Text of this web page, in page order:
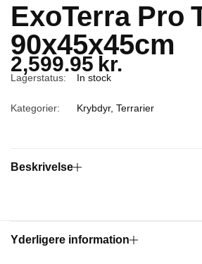
ExoTerra Pro
90x45x45cm
2,599.95 kr.
Lagerstatus: In stock
Kategorier: Krybdyr, Terrarier
Beskrivelse
Yderligere information